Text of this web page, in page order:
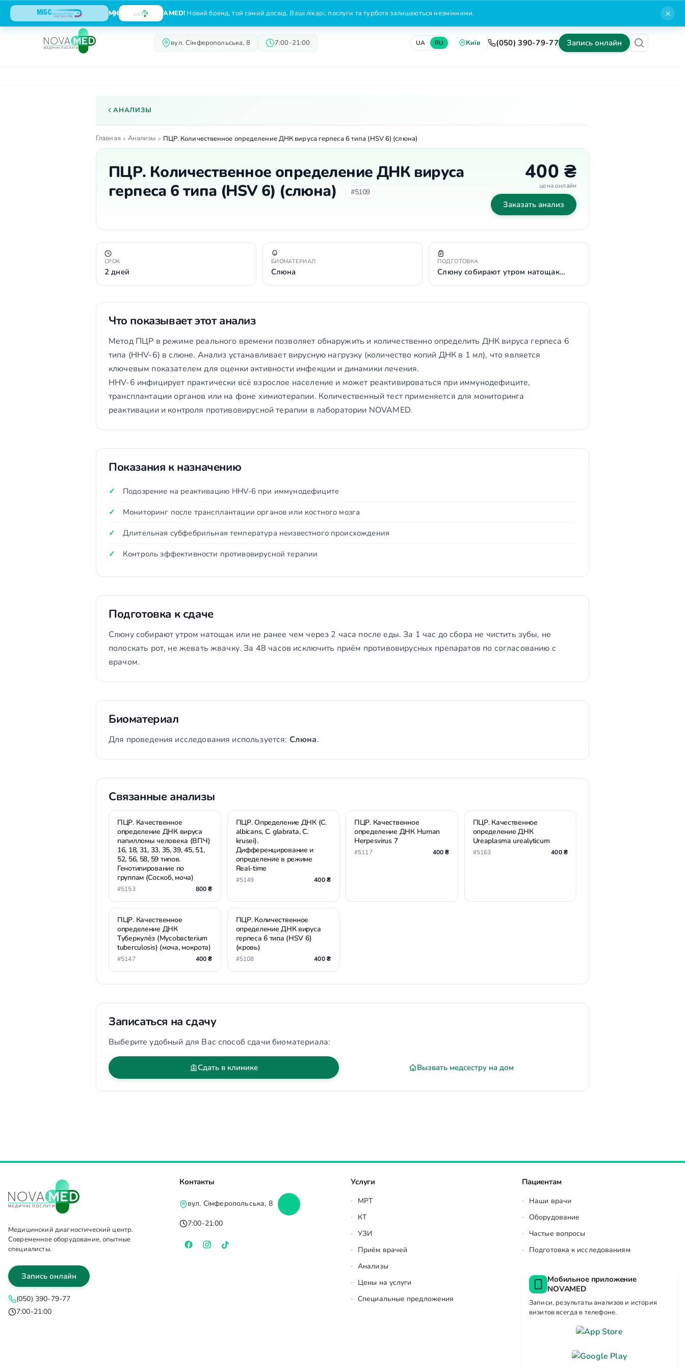
МІБС тепер NOVAMED! Новий бренд, той самий досвід. Ваші лікарі, послуги та турбота залишаються незмінними. ×
вул. Сімферопольська, 8 7:00-21:00 UA RU Київ (050) 390-79-77 Запись онлайн
АНАЛИЗЫ
Главная » Анализы » ПЦР. Количественное определение ДНК вируса герпеса 6 типа (HSV 6) (слюна)
ПЦР. Количественное определение ДНК вируса
герпеса 6 типа (HSV 6) (слюна)
#5109
400 ₴
цена онлайн
Заказать анализ
СРОК
2 дней
БИОМАТЕРИАЛ
Слюна
ПОДГОТОВКА
Слюну собирают утром натощак…
Что показывает этот анализ
Метод ПЦР в режиме реального времени позволяет обнаружить и количественно определить ДНК вируса герпеса 6
типа (HHV-6) в слюне. Анализ устанавливает вирусную нагрузку (количество копий ДНК в 1 мл), что является
ключевым показателем для оценки активности инфекции и динамики лечения.
HHV-6 инфицирует практически всё взрослое население и может реактивироваться при иммунодефиците,
трансплантации органов или на фоне химиотерапии. Количественный тест применяется для мониторинга
реактивации и контроля противовирусной терапии в лаборатории NOVAMED.
Показания к назначению
Подозрение на реактивацию HHV-6 при иммунодефиците
Мониторинг после трансплантации органов или костного мозга
Длительная субфебрильная температура неизвестного происхождения
Контроль эффективности противовирусной терапии
Подготовка к сдаче
Слюну собирают утром натощак или не ранее чем через 2 часа после еды. За 1 час до сбора не чистить зубы, не
полоскать рот, не жевать жвачку. За 48 часов исключить приём противовирусных препаратов по согласованию с
врачом.
Биоматериал
Для проведения исследования используется: Слюна.
Связанные анализы
ПЦР. Качественное
определение ДНК вируса
папилломы человека (ВПЧ)
16, 18, 31, 33, 35, 39, 45, 51,
52, 56, 58, 59 типов.
Генотипирование по
группам (Соскоб, моча)
#5153 800 ₴
ПЦР. Определение ДНК (C.
albicans, C. glabrata, C.
krusei).
Дифференцирование и
определение в режиме
Real-time
#5149 400 ₴
ПЦР. Качественное
определение ДНК Human
Herpesvirus 7
#5117 400 ₴
ПЦР. Качественное
определение ДНК
Ureaplasma urealyticum
#5163 400 ₴
ПЦР. Качественное
определение ДНК
Туберкулёз (Mycobacterium
tuberculosis) (моча, мокрота)
#5147 400 ₴
ПЦР. Количественное
определение ДНК вируса
герпеса 6 типа (HSV 6)
(кровь)
#5108 400 ₴
Записаться на сдачу
Выберите удобный для Вас способ сдачи биоматериала:
Сдать в клинике Вызвать медсестру на дом
Медицинский диагностический центр.
Современное оборудование, опытные
специалисты.
Запись онлайн
(050) 390-79-77
7:00-21:00
Контакты
вул. Сімферопольська, 8
7:00-21:00
Услуги
МРТ
КТ
УЗИ
Приём врачей
Анализы
Цены на услуги
Специальные предложения
Пациентам
Наши врачи
Оборудование
Частые вопросы
Подготовка к исследованиям
Мобильное приложение
NOVAMED
Записи, результаты анализов и история
визитов всегда в телефоне.